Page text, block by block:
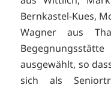
Bernkastel-Kues,
Wagner aus
ausgewählt, so
sich als